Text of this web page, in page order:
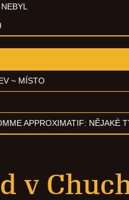
~ MÍSTO
APPROXIMATIF: NĚJAKÉ
v